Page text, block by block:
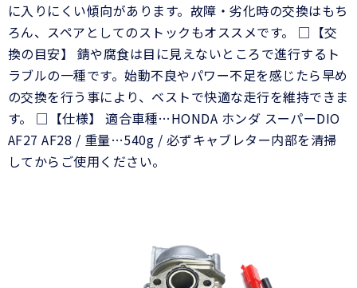
に入りにくい傾向があります。故障・劣化時の交換はもち
ろん、スペアとしてのストックもオススメです。 □【交
換の目安】 錆や腐食は目に見えないところで進行するト
ラブルの一種です。始動不良やパワー不足を感じたら早め
の交換を行う事により、ベストで快適な走行を維持できま
す。 □【仕様】 適合車種…HONDA ホンダ スーパーDIO
AF27 AF28 / 重量…540g / 必ずキャブレター内部を清掃
してからご使用ください。